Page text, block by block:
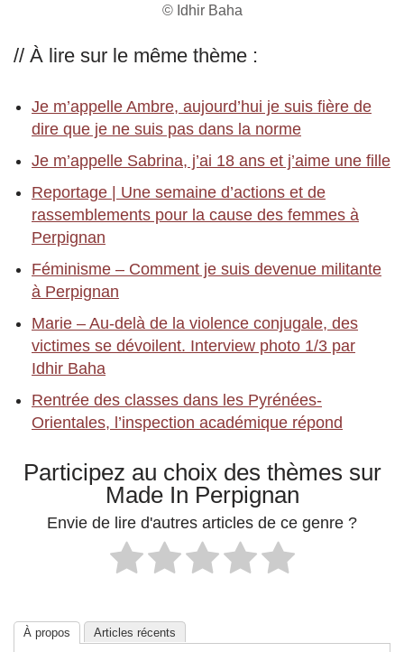
© Idhir Baha
// À lire sur le même thème :
Je m’appelle Ambre, aujourd’hui je suis fière de
dire que je ne suis pas dans la norme
Je m’appelle Sabrina, j’ai 18 ans et j’aime une fille
Reportage | Une semaine d’actions et de
rassemblements pour la cause des femmes à
Perpignan
Féminisme – Comment je suis devenue militante
à Perpignan
Marie – Au-delà de la violence conjugale, des
victimes se dévoilent. Interview photo 1/3 par
Idhir Baha
Rentrée des classes dans les Pyrénées-
Orientales, l’inspection académique répond
Participez au choix des thèmes sur
Made In Perpignan
Envie de lire d'autres articles de ce genre ?
À propos Articles récents